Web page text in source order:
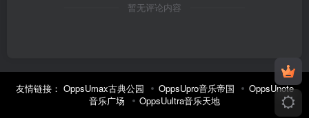
暂无评论内容
友情链接： OppsUmax古典公园 OppsUpro音乐帝国
OppsUnote
音乐广场
OppsUultra音乐天地